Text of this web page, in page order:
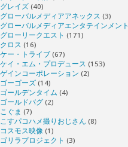
グレイズ (40)
グローバルメディアアネックス (3)
グローバルメディアエンタテインメント
グローリークエスト (171)
クロス (16)
ケー・トライブ (67)
ケイ・エム・プロデュース (153)
ゲインコーポレーション (2)
ゴーゴーズ (14)
ゴールデンタイム (4)
ゴールドバグ (2)
こぐま (7)
こすパコハメ撮りおじさん (8)
コスモス映像 (1)
ゴリラプロジェクト (3)